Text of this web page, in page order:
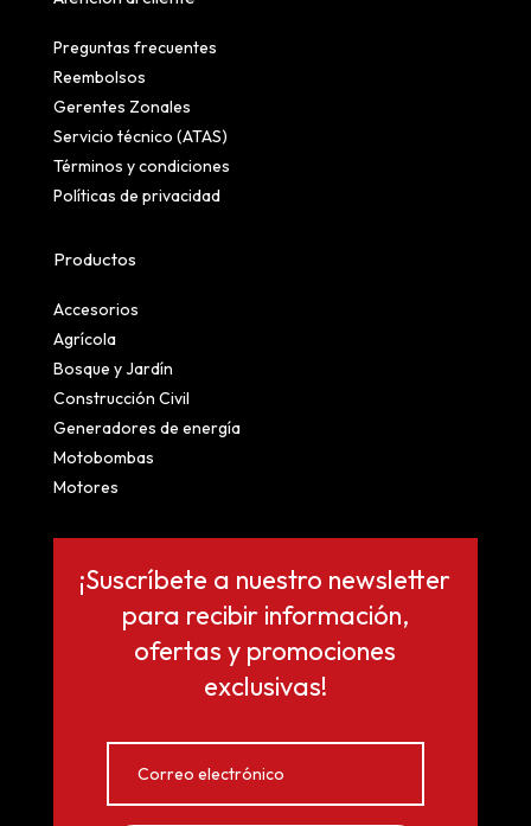
Preguntas frecuentes
Reembolsos
Gerentes Zonales
Servicio técnico (ATAS)
Términos y condiciones
Políticas de privacidad
Productos
Accesorios
Agrícola
Bosque y Jardín
Construcción Civil
Generadores de energía
Motobombas
Motores
¡Suscríbete a nuestro newsletter
para recibir información,
ofertas y promociones
exclusivas!